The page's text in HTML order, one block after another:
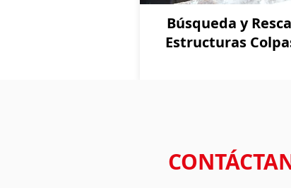
Búsqueda y
Estructuras